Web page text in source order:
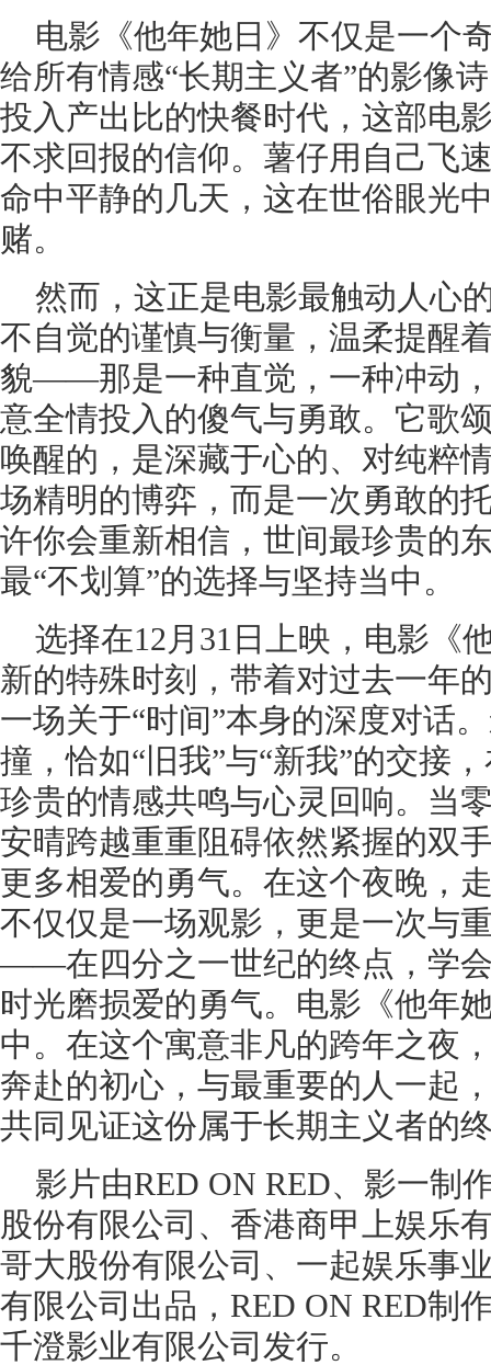
电影《他年她日》不仅是一个
给所有情感“长期主义者”的影像
投入产出比的快餐时代，这部电
不求回报的信仰。薯仔用自己飞
命中平静的几天，这在世俗眼光
赌。
然而，这正是电影最触动人心
不自觉的谨慎与衡量，温柔提醒
貌——那是一种直觉，一种冲动
意全情投入的傻气与勇敢。它歌
唤醒的，是深藏于心的、对纯粹
场精明的博弈，而是一次勇敢的
许你会重新相信，世间最珍贵的
最“不划算”的选择与坚持当中。
选择在12月31日上映，电影《
新的特殊时刻，带着对过去一年
一场关于“时间”本身的深度对话
撞，恰如“旧我”与“新我”的交接
珍贵的情感共鸣与心灵回响。当
安晴跨越重重阻碍依然紧握的双
更多相爱的勇气。在这个夜晚，
不仅仅是一场观影，更是一次与
——在四分之一世纪的终点，学
时光磨损爱的勇气。电影《他年
中。在这个寓意非凡的跨年之夜
奔赴的初心，与最重要的人一起
共同见证这份属于长期主义者的
影片由RED ON RED、影一制
股份有限公司、香港商甲上娱乐
哥大股份有限公司、一起娱乐事
有限公司出品，RED ON RED制
千澄影业有限公司发行。